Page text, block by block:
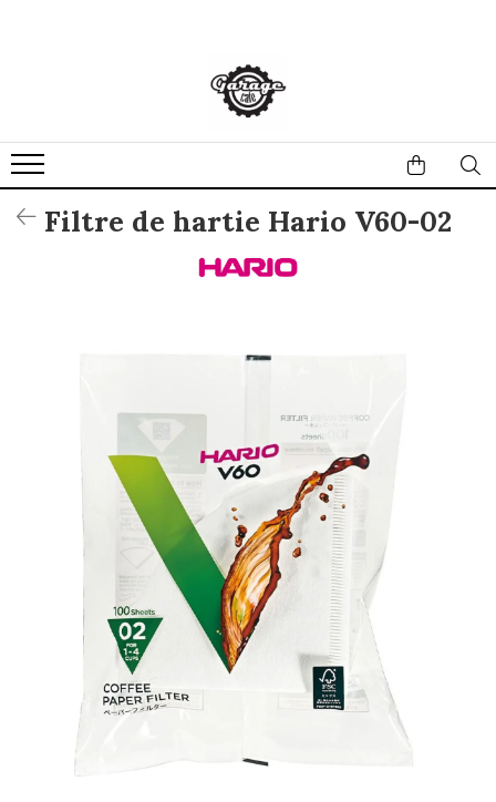
Filtre de hartie Hario V60-02